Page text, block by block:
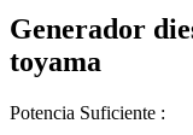
Generador
toyama
Potencia Suficiente :